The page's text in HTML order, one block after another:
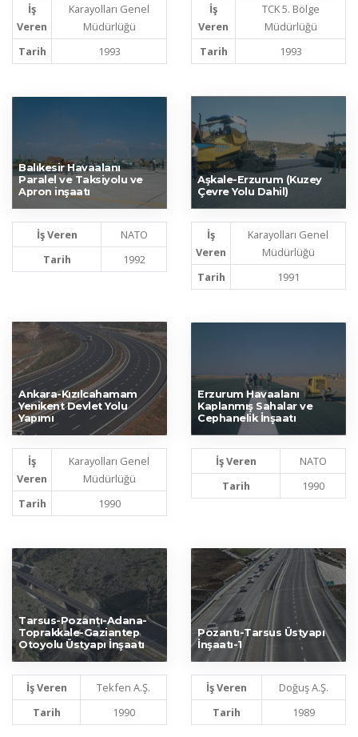
İş
Veren
Karayolları Genel
Müdürlüğü
Tarih
1993
İş
Veren
TCK 5. Bölge
Müdürlüğü
Tarih
1993
Balıkesir Havaalanı
Paralel ve Taksiyolu ve
Apron inşaatı
İş Veren
NATO
Tarih
1992
Aşkale-Erzurum (Kuzey
Çevre Yolu Dahil)
İş
Veren
Karayolları Genel
Müdürlüğü
Tarih
1991
Ankara-Kızılcahamam
Yenikent Devlet Yolu
Yapımı
İş
Veren
Karayolları Genel
Müdürlüğü
Tarih
1990
Erzurum Havaalanı
Kaplanmış Sahalar ve
Cephanelik İnşaatı
İş Veren
NATO
Tarih
1990
Tarsus-Pozantı-Adana-
Toprakkale-Gaziantep
Otoyolu Üstyapı İnşaatı
İş Veren
Tekfen A.Ş.
Tarih
1990
Pozantı-Tarsus Üstyapı
İnşaatı-1
İş Veren
Doğuş A.Ş.
Tarih
1989